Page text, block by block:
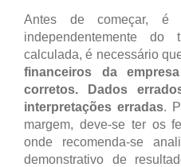
Antes de começar, é
independentemente
calculada, é necessário
financeiros da
corretos. Dados
interpretações erradas.
margem, deve-se ter os
onde recomenda-se
demonstrativo de